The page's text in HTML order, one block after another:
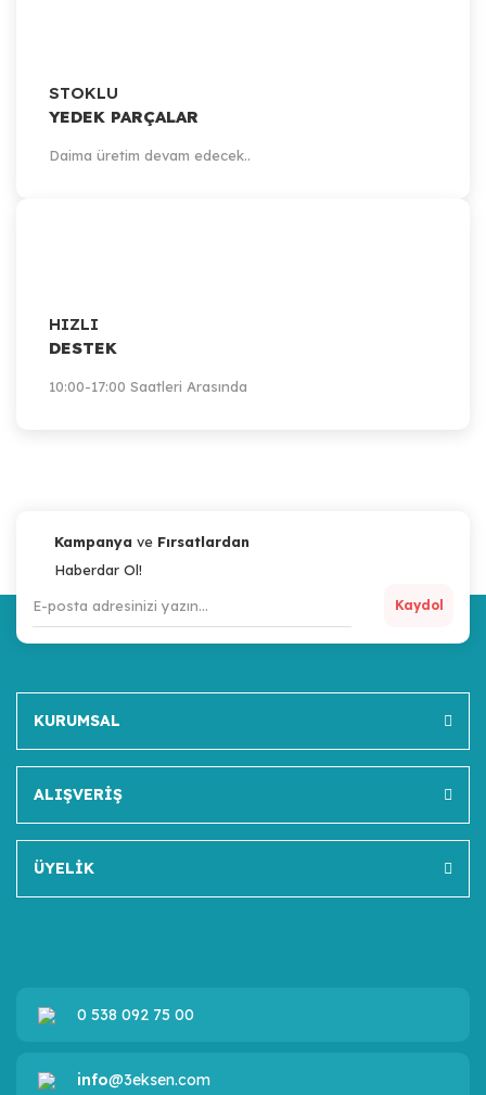
STOKLU
YEDEK PARÇALAR
Daima üretim devam edecek..
HIZLI
DESTEK
10:00-17:00 Saatleri Arasında
Kampanya ve Fırsatlardan
Haberdar Ol!
Kaydol
KURUMSAL
ALIŞVERİŞ
ÜYELİK
0 538 092 75 00
info@3eksen.com